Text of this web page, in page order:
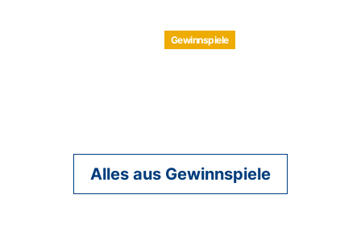
Gewinnspiele
Alles aus Gewinnspiele